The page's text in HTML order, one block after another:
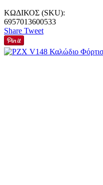
ΚΩΔΙΚΟΣ (SKU):
6957013600533
Share Tweet